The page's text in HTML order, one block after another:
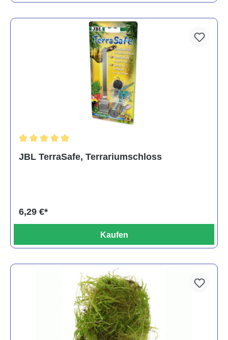
Durchschnittliche Bewertung von 5 von 5 Sternen
JBL TerraSafe, Terrariumschloss
6,29 €*
Kaufen